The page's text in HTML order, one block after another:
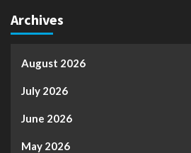
Archives
August 2026
July 2026
June 2026
May 2026